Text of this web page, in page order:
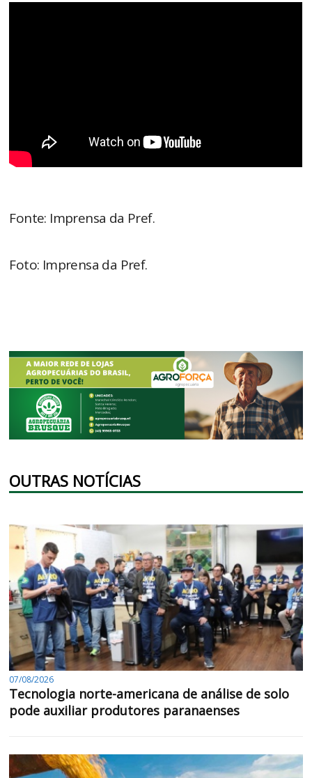
Fonte: Imprensa da Pref.
Foto: Imprensa da Pref.
OUTRAS NOTÍCIAS
07/08/2026
Tecnologia norte-americana de análise de solo
pode auxiliar produtores paranaenses